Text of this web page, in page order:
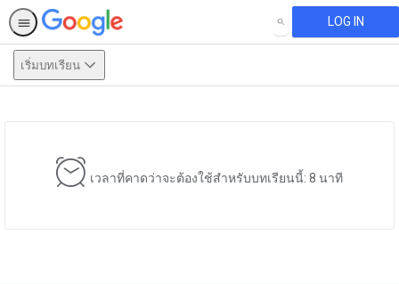
SEARCH LOG IN
เริ่มบทเรียน
เวลาที่คาดว่าจะต้องใช้สำหรับบทเรียนนี้: 8 นาที